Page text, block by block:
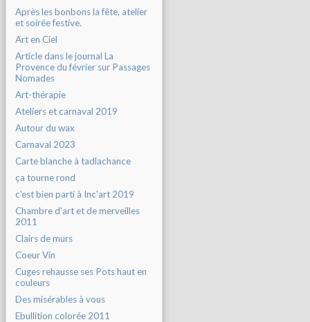
Après les bonbons la fête, atelier
et soirée festive.
Art en Ciel
Article dans le journal La
Provence du février sur Passages
Nomades
Art-thérapie
Ateliers et carnaval 2019
Autour du wax
Carnaval 2023
Carte blanche à tadlachance
ça tourne rond
c'est bien parti à Inc'art 2019
Chambre d'art et de merveilles
2011
Clairs de murs
Coeur Vin
Cuges rehausse ses Pots haut en
couleurs
Des misérables à vous
Ebullition colorée 2011